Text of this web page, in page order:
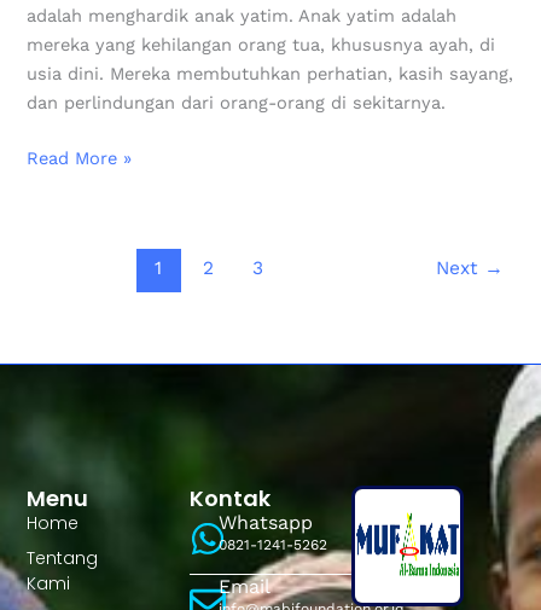
adalah menghardik anak yatim. Anak yatim adalah
mereka yang kehilangan orang tua, khususnya ayah, di
usia dini. Mereka membutuhkan perhatian, kasih sayang,
dan perlindungan dari orang-orang di sekitarnya.
Read More »
1 2 3 Next →
Menu
Home
Tentang
Kami
Kontak
Whatsapp
0821-1241-5262
Email